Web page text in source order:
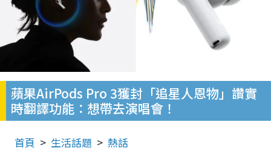
蘋果AirPods Pro 3獲封「追星人恩物」讚實
時翻譯功能：想帶去演唱會！
首頁 生活話題 熱話